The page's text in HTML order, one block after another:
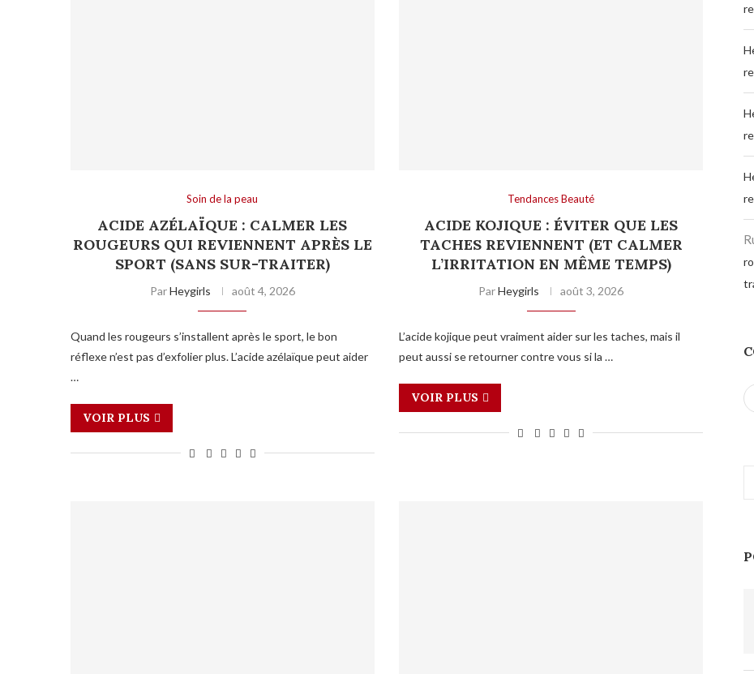
Soin de la peau
ACIDE AZÉLAÏQUE : CALMER LES
ROUGEURS QUI REVIENNENT APRÈS LE
SPORT (SANS SUR-TRAITER)
ParHeygirls août 4, 2026
Quand les rougeurs s’installent après le sport, le bon
réflexe n’est pas d’exfolier plus. L’acide azélaïque peut aider
…
VOIR PLUS
Tendances Beauté
ACIDE KOJIQUE : ÉVITER QUE LES
TACHES REVIENNENT (ET CALMER
L’IRRITATION EN MÊME TEMPS)
ParHeygirls août 3, 2026
L’acide kojique peut vraiment aider sur les taches, mais il
peut aussi se retourner contre vous si la …
VOIR PLUS